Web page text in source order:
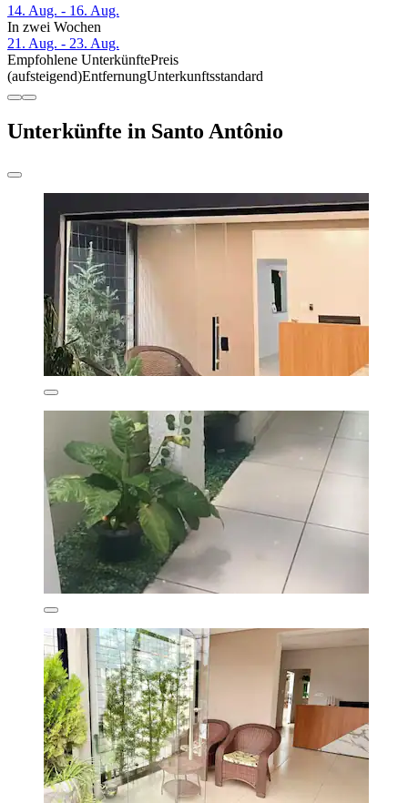
14. Aug. - 16. Aug.
In zwei Wochen
21. Aug. - 23. Aug.
Empfohlene UnterkünftePreis
(aufsteigend)EntfernungUnterkunftsstandard
Unterkünfte in Santo Antônio